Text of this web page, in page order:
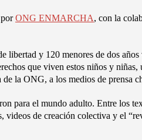
ONG ENMARCHA, con la
libertad y 120 menores de dos
que viven estos niños y niñas,
la ONG, a los medios de prensa
para el mundo adulto. Entre los
videos de creación colectiva y el